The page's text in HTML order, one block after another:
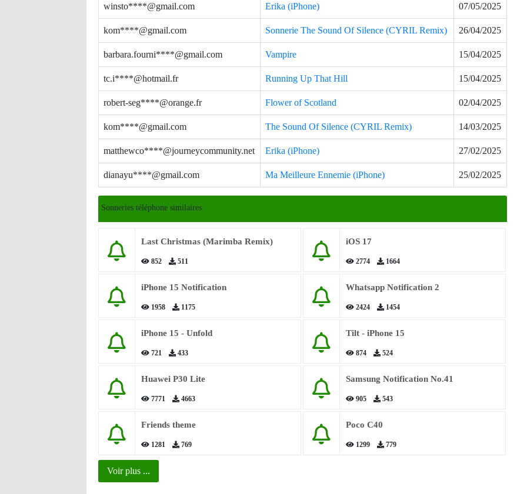
winsto****@gmail.com Erika (iPhone) 07/05/2025
kom****@gmail.com Sonnerie The Sound Of Silence (CYRIL Remix) 26/04/2025
barbara.fourni****@gmail.com Vampire 15/04/2025
tc.i****@hotmail.fr Running Up That Hill 15/04/2025
robert-seg****@orange.fr Flower of Scotland 02/04/2025
kom****@gmail.com The Sound Of Silence (CYRIL Remix) 14/03/2025
matthewco****@journeycommunity.net Erika (iPhone) 27/02/2025
dianayu****@gmail.com Ma Meilleure Ennemie (iPhone) 25/02/2025
Sonneries téléphone similaires
Last Christmas (Marimba Remix)
852 511
iOS 17
2774 1664
iPhone 15 Notification
1958 1175
Whatsapp Notification 2
2424 1454
iPhone 15 - Unfold
721 433
Tilt - iPhone 15
874 524
Huawei P30 Lite
7771 4663
Samsung Notification No.41
905 543
Friends theme
1281 769
Poco C40
1299 779
Voir plus ...